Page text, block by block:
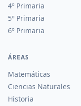
4º Primaria
5º Primaria
6º Primaria
ÁREAS
Matemáticas
Ciencias Naturales
Historia